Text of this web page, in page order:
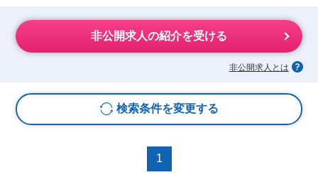
非公開求人の紹介を受ける
非公開求人とは
検索条件を変更する
1